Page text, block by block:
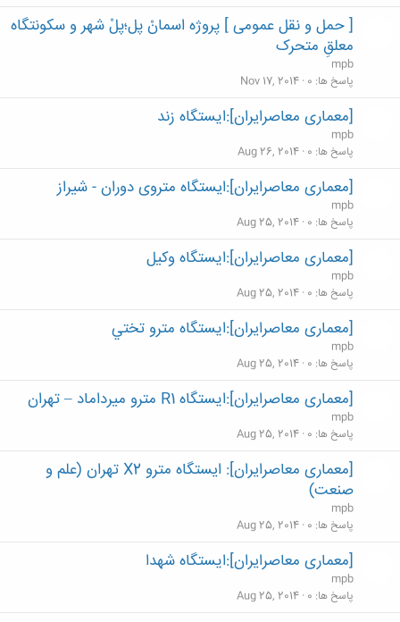
[ حمل و نقل عمومی ] پروژه اسمانْ پل؛پلْ شهر و سکونتگاه
معلقِ متحرک
mpb
پاسخ ها 0
Nov 17, 2014
[معماری معاصرایران]:ايستگاه زند
mpb
پاسخ ها 0
Aug 26, 2014
[معماری معاصرایران]:ایستگاه متروی دوران - شیراز
mpb
پاسخ ها 0
Aug 25, 2014
[معماری معاصرایران]:ايستگاه وكيل
mpb
پاسخ ها 0
Aug 25, 2014
[معماری معاصرایران]:ايستگاه مترو تختي
mpb
پاسخ ها 0
Aug 25, 2014
[معماری معاصرایران]:ايستگاه R1 مترو ميرداماد – تهران
mpb
پاسخ ها 0
Aug 25, 2014
[معماری معاصرایران]: ایستگاه مترو X2 تهران (علم و
صنعت)
mpb
پاسخ ها 0
Aug 25, 2014
[معماری معاصرایران]:ايستگاه شهدا
mpb
پاسخ ها 0
Aug 25, 2014